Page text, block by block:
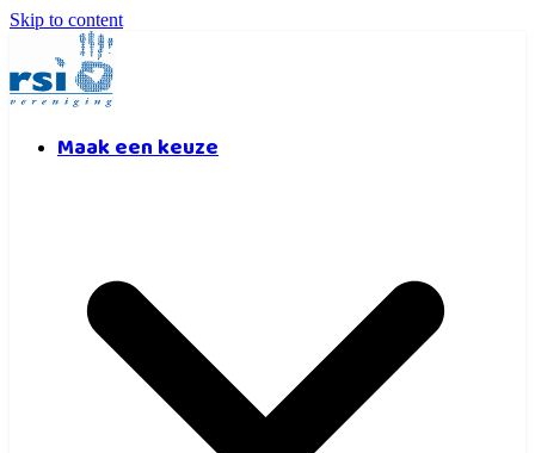
Skip to content
Maak een keuze